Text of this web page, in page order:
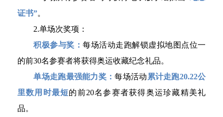
证书”。
2.单场次奖项：
积极参与奖：每场活动走跑解锁虚拟地图点位一
的前30名参赛者将获得奥运收藏纪念礼品。
单场走跑最强能力奖：每场活动 累计走跑20.22公
里数用时最短的前20名参赛者获得奥运珍藏精美礼
品。